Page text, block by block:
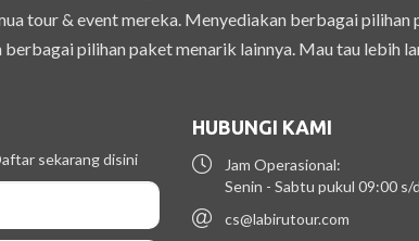
tour & event mereka. Menyediakan berbagai
pilihan paket menarik lainnya. Mau tau lebih
sekarang disini
HUBUNGI KAMI
Jam Operasional:
Senin - Sabtu pukul 09:00 s/
cs@labirutour.com